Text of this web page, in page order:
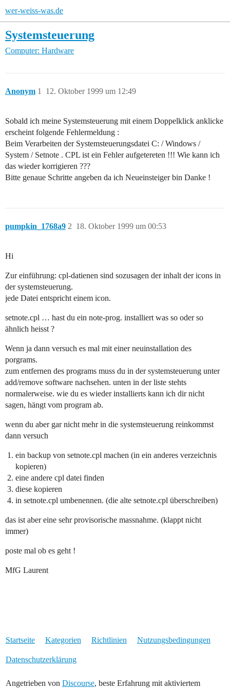
wer-weiss-was.de
Systemsteuerung
Computer: Hardware
Anonym 12. Oktober 1999 um 12:49
1
Sobald ich meine Systemsteuerung mit einem Doppelklick anklicke
erscheint folgende Fehlermeldung :
Beim Verarbeiten der Systemsteuerungsdatei C: / Windows /
System / Setnote . CPL ist ein Fehler aufgetereten !!! Wie kann ich
das wieder korrigieren ???
Bitte genaue Schritte angeben da ich Neueinsteiger bin Danke !
pumpkin_1768a9 18. Oktober 1999 um 00:53
2
Hi
Zur einführung: cpl-datienen sind sozusagen der inhalt der icons in
der systemsteuerung.
jede Datei entspricht einem icon.
setnote.cpl … hast du ein note-prog. installiert was so oder so
ähnlich heisst ?
Wenn ja dann versuch es mal mit einer neuinstallation des
porgrams.
zum entfernen des programs muss du in der systemsteuerung unter
add/remove software nachsehen. unten in der liste stehts
normalerweise. wie du es wieder installierts kann ich dir nicht
sagen, hängt vom program ab.
wenn du aber gar nicht mehr in die systemsteuerung reinkommst
dann versuch
ein backup von setnote.cpl machen (in ein anderes verzeichnis
kopieren)
eine andere cpl datei finden
diese kopieren
in setnote.cpl umbenennen. (die alte setnote.cpl überschreiben)
das ist aber eine sehr provisorische massnahme. (klappt nicht
immer)
poste mal ob es geht !
MfG Laurent
Startseite Kategorien Richtlinien Nutzungsbedingungen
Datenschutzerklärung
Angetrieben von Discourse, beste Erfahrung mit aktiviertem